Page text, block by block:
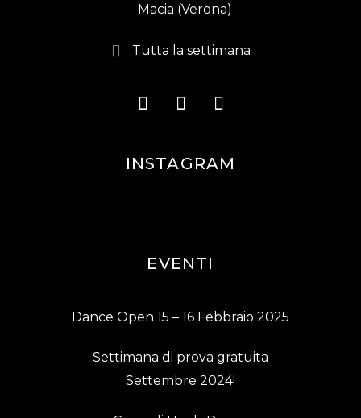
Macia (Verona)
Tutta la settimana
INSTAGRAM
EVENTI
Dance Open 15 – 16 Febbraio 2025
Settimana di prova gratuita
Settembre 2024!